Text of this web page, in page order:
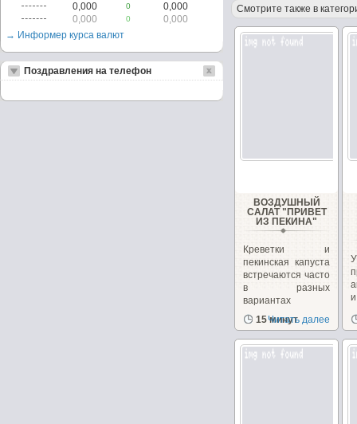
Смотрите также в
ВОЗДУШНЫЙ
САЛАТ "ПРИВЕТ
ИЗ ПЕКИНА"
Креветки и
пекинская капуста
встречаются часто
в разных
вариантах
рецептов
салатов,...
15 минут
Читать далее
0,000
0
0,000
0,000
0
0,000
→ Информер курса валют
Поздравления на телефон